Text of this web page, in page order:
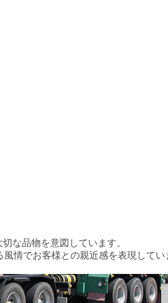
な品物を意図しています。
情でお客様との親近感を表現してい